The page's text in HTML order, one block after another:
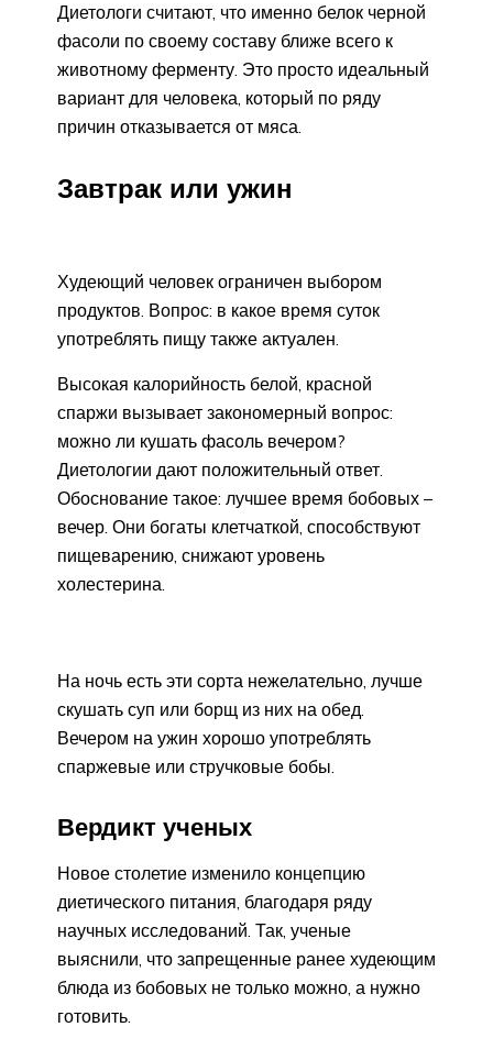
Диетологи считают, что именно белок черной
фасоли по своему составу ближе всего к
животному ферменту. Это просто идеальный
вариант для человека, который по ряду
причин отказывается от мяса.
Завтрак или ужин
Худеющий человек ограничен выбором
продуктов. Вопрос: в какое время суток
употреблять пищу также актуален.
Высокая калорийность белой, красной
спаржи вызывает закономерный вопрос:
можно ли кушать фасоль вечером?
Диетологии дают положительный ответ.
Обоснование такое: лучшее время бобовых –
вечер. Они богаты клетчаткой, способствуют
пищеварению, снижают уровень
холестерина.
На ночь есть эти сорта нежелательно, лучше
скушать суп или борщ из них на обед.
Вечером на ужин хорошо употреблять
спаржевые или стручковые бобы.
Вердикт ученых
Новое столетие изменило концепцию
диетического питания, благодаря ряду
научных исследований. Так, ученые
выяснили, что запрещенные ранее худеющим
блюда из бобовых не только можно, а нужно
готовить.